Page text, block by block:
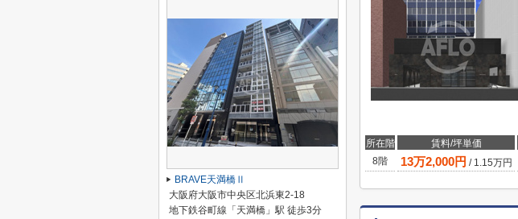
所在階 賃料/坪単価
8階
13万2,000円 / 1.15万円
BRAVE天満橋Ⅱ
大阪府大阪市中央区北浜東2-18
地下鉄谷町線「天満橋」駅 徒歩3分